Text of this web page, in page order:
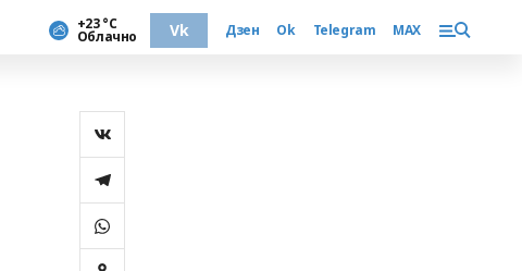
+23 °С
Облачно Vk Дзен Ok Telegram MAX